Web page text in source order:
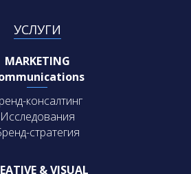
УСЛУГИ
MARKETING
консалтинг
Исследования
стратегия
& VISUAL